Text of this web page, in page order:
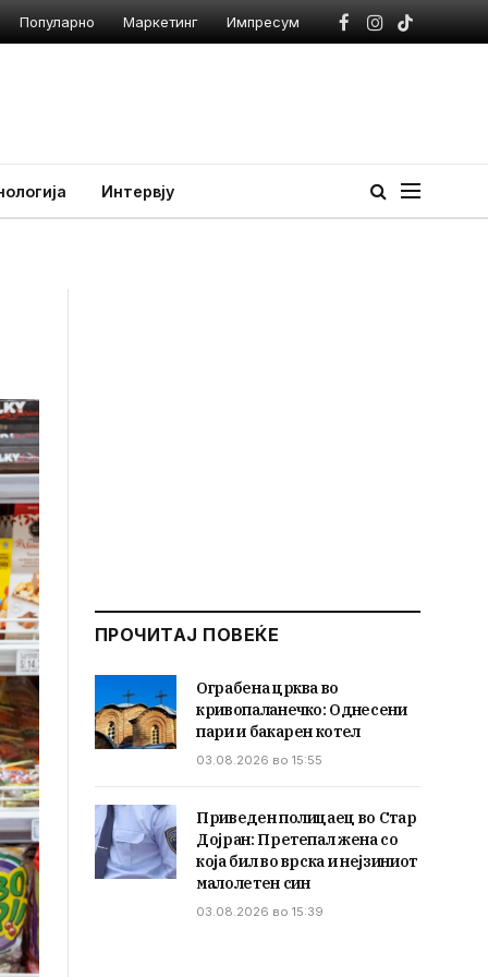
Популарно Маркетинг Импресум
Facebook
Instagram
TikTok
Интервју
ПРОЧИТАЈ ПОВЕЌЕ
Ограбена црква во
кривопаланечко: Однесени
пари и бакарен котел
03.08.2026 во 15:55
Приведен полицаец во Стар
Дојран: Претепал жена со
која бил во врска и нејзиниот
малолетен син
03.08.2026 во 15:39